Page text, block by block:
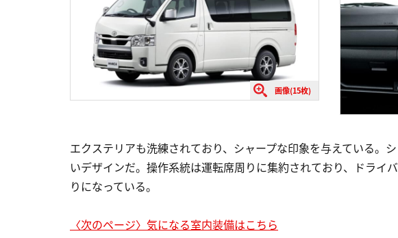
画像(15枚)
エクステリアも洗練されており、シャープな印象を与えている。
いデザインだ。操作系統は運転席周りに集約されており、ドライ
りになっている。
〈次のページ〉気になる室内装備はこちら